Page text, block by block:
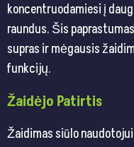
koncentruodamiesi į
raundus. Šis
supras ir mėgausis
funkcijų.
Žaidėjo Patirtis
Žaidimas siūlo